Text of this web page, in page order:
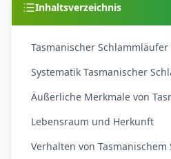
Inhaltsverzeichnis
Tasmanischer Schlammläufer
Systematik Tasmanischer
Äußerliche Merkmale von
Lebensraum und Herkunft
Verhalten von